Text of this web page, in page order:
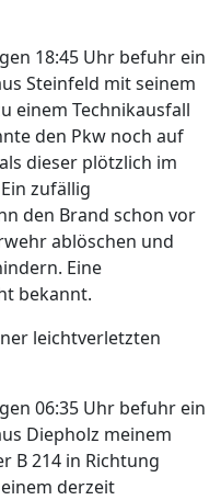
18:45 Uhr befuhr ein
Steinfeld mit seinem
einem Technikausfall
den Pkw noch auf
dieser plötzlich im
zufällig
den Brand schon vor
ablöschen und
Eine
bekannt.
leichtverletzten
06:35 Uhr befuhr ein
Diepholz meinem
B 214 in Richtung
derzeit